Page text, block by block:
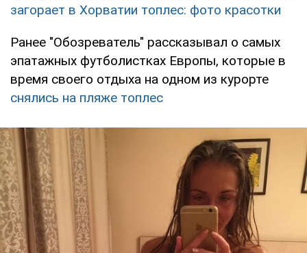
загорает в Хорватии топлес: фото красотки
Ранее "Обозреватель" рассказывал о самых
эпатажных футболистках Европы, которые в
время своего отдыха на одном из курорте
снялись на пляже топлес